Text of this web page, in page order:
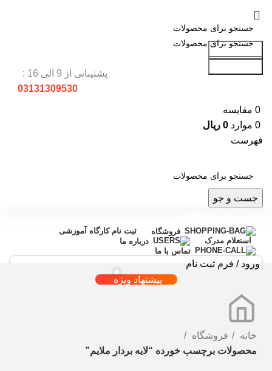
جست و جو
پشتیبانی از 9 الی 16 :
03131309530
0 مقایسه
0 موارد 0 ریال
فهرست
جست و جو
فروشگاه
ثبت نام کارگاه آموزشی
استعلام مدرک
درباره ما
تماس با ما
ورود / فرم ثبت نام
پیشنهاد ویژه
خانه
فروشگاه
محصولات برچسب خورده “لایه بردار ملایم”